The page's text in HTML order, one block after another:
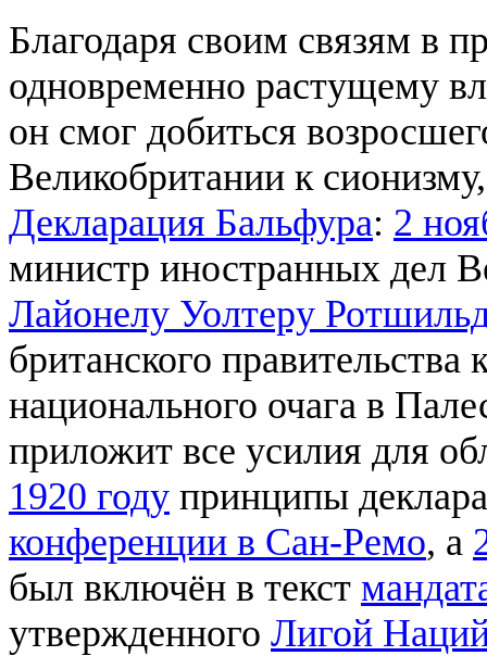
Благодаря своим связям в
одновременно растущему
он смог добиться
Великобритании к
Декларация Бальфура: 2
министр иностранных дел
Лайонелу Уолтеру
британского
национального очага в
приложит все усилия для
1920 году принципы
конференции в Сан-Ремо, а
был включён в текст
утвержденного Лигой